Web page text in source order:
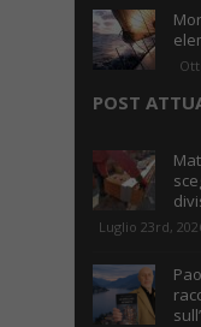
POST
Luglio 23rd,